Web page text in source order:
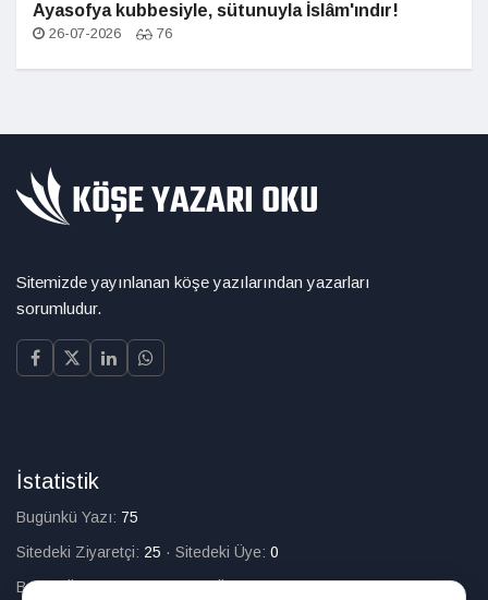
Ayasofya kubbesiyle, sütunuyla İslâm'ındır!
26-07-2026 76
Sitemizde yayınlanan köşe yazılarından yazarları
sorumludur.
İstatistik
Bugünkü Yazı: 75
Sitedeki Ziyaretçi: 25 · Sitedeki Üye: 0
Bugün Üye Olan:0·Toplam Üye:226